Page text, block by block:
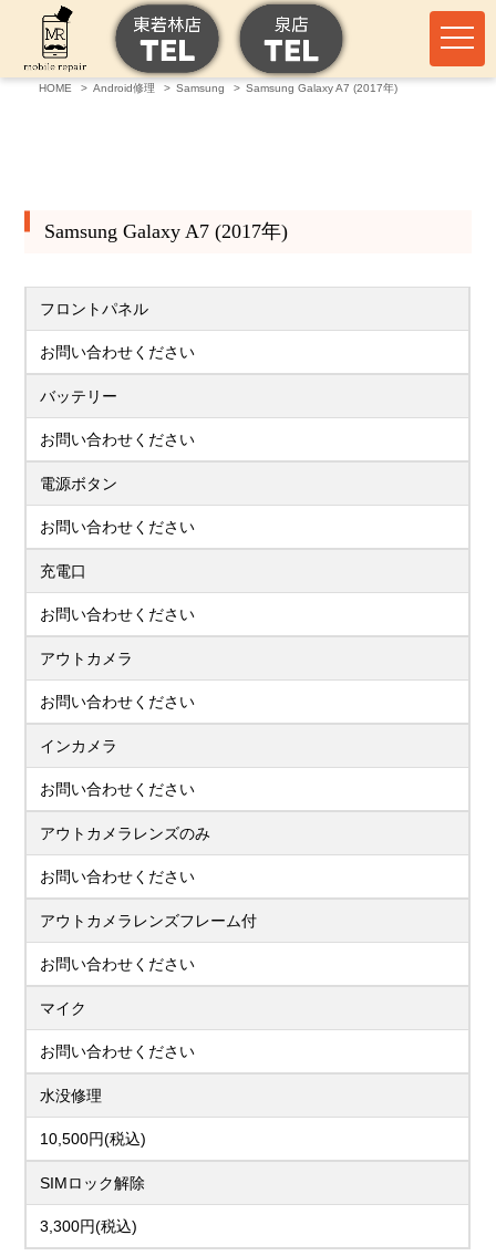
HOME Android修理 Samsung Samsung Galaxy A7 (2017年)
Samsung Galaxy A7 (2017年)
フロントパネル
お問い合わせください
バッテリー
お問い合わせください
電源ボタン
お問い合わせください
充電口
お問い合わせください
アウトカメラ
お問い合わせください
インカメラ
お問い合わせください
アウトカメラレンズのみ
お問い合わせください
アウトカメラレンズフレーム付
お問い合わせください
マイク
お問い合わせください
水没修理
10,500円(税込)
SIMロック解除
3,300円(税込)